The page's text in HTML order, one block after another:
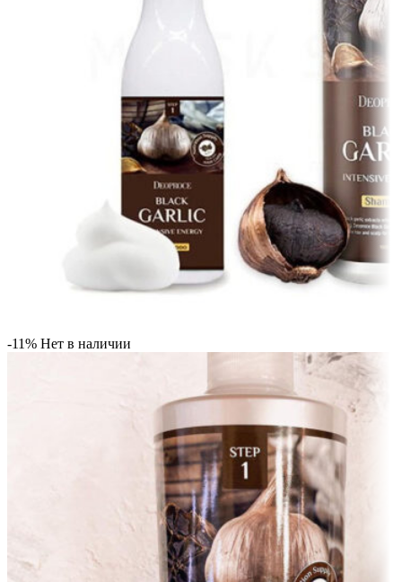
-11% Нет в наличии